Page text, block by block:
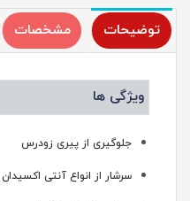
توضیحات مشخصات
ویژگی ها
جلوگیری از پیری زودرس
سرشار از انواع آنتی اکسیدان